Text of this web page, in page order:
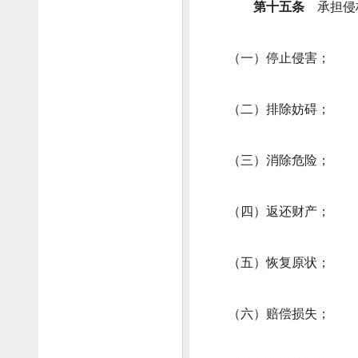
第十五条 承担侵
（一）停止侵害；
（二）排除妨碍；
（三）消除危险；
（四）返还财产；
（五）恢复原状；
（六）赔偿损失；